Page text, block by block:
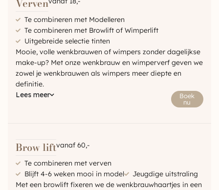
Verven
Te combineren met Modelleren
Te combineren met Browlift of Wimperlift
Uitgebreide selectie tinten
Mooie, volle wenkbrauwen of wimpers zonder dagelijkse
make-up? Met onze wenkbrauw en wimperverf geven we
zowel je wenkbrauwen als wimpers meer diepte en
definitie.
Lees meer
Boek
nu
Brow liftvanaf 60,-
Te combineren met verven
Blijft 4-6 weken mooi in model
Jeugdige uitstraling
Met een browlift fixeren we de wenkbrauwhaartjes in een